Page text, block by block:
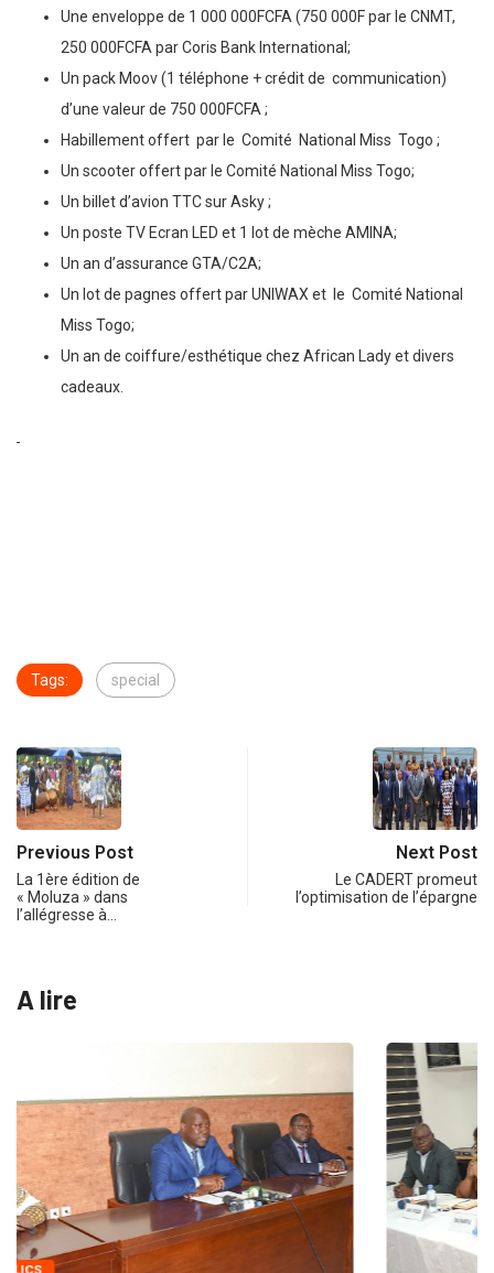
Une enveloppe de 1 000 000FCFA (750 000F par le CNMT,
250 000FCFA par Coris Bank International;
Un pack Moov (1 téléphone + crédit de communication)
d’une valeur de 750 000FCFA ;
Habillement offert par le Comité National Miss Togo ;
Un scooter offert par le Comité National Miss Togo;
Un billet d’avion TTC sur Asky ;
Un poste TV Ecran LED et 1 lot de mèche AMINA;
Un an d’assurance GTA/C2A;
Un lot de pagnes offert par UNIWAX et le Comité National
Miss Togo;
Un an de coiffure/esthétique chez African Lady et divers
cadeaux.
Tags: special
Previous Post
La 1ère édition de
« Moluza » dans
l’allégresse à…
Next Post
Le CADERT promeut
l’optimisation de l’épargne
A lire